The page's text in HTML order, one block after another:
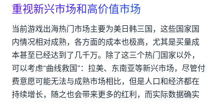
重视新兴市场和高价值市场
当前游戏出海热门市场主要为美日韩三国，这些国家国
内情况相对成熟，各方面的成本也极高，尤其是买量成
本甚至已经达到了几千万。除了这三个热门国家以外，
可以考虑“曲线救国”：拉美、东南亚等新兴市场，尽管付
费意愿可能无法与成熟市场相比，但是人口和经济都在
持续增长，随之也会带来更多的红利，而实际数据确实